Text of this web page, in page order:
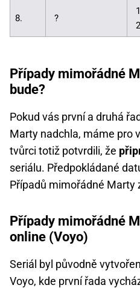
8. ?
Případy mimořádné
bude?
Pokud vás první a druhá
Marty nadchla, máme pro
tvůrci totiž potvrdili, že
seriálu. Předpokládané
Případů mimořádné Marty
Případy mimořádné
online (Voyo)
Seriál byl původně
Voyo, kde první řada